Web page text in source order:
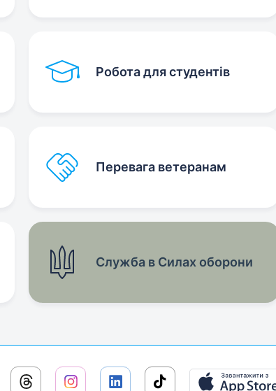
Робота для студентів
Перевага ветеранам
Служба в Силах оборони